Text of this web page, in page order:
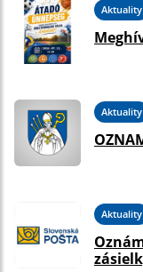
Aktuality
Aktuality
Aktuality